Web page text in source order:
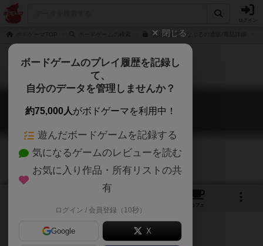
里山さすてぃなぶるの通販/商品詳細
里山さすてぃなぶる
Satoyama Sustainable
カフェ
閉じる
ボードゲームのプレイ履歴を記録し
て、
自分のデータを管理しませんか？
約75,000人がボドゲーマを利用中！
遊んだボードゲームを記録する
気になるゲームのレビューを読む
お気に入り作品・所有リストの共
有
ログイン / 会員登録（10秒）
Google X